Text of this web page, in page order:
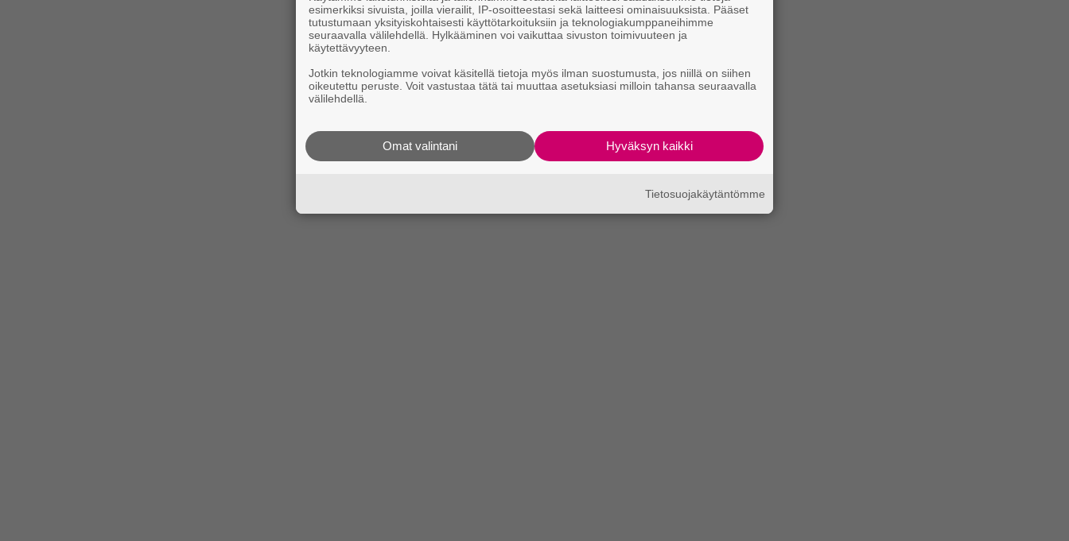
esimerkiksi sivuista, joilla vierailit, IP-osoitteestasi sekä laitteesi ominaisuuksista. Pääset
tutustumaan yksityiskohtaisesti käyttötarkoituksiin ja teknologiakumppaneihimme
seuraavalla välilehdellä. Hylkääminen voi vaikuttaa sivuston toimivuuteen ja
käytettävyyteen.
Jotkin teknologiamme voivat käsitellä tietoja myös ilman suostumusta, jos niillä on siihen
oikeutettu peruste. Voit vastustaa tätä tai muuttaa asetuksiasi milloin tahansa seuraavalla
välilehdellä.
Hyväksyn kaikki
Omat valintani
Tietosuojakäytäntömme